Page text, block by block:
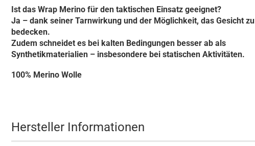
Ist das Wrap Merino für den taktischen Einsatz geeignet?
Ja – dank seiner Tarnwirkung und der Möglichkeit, das Gesicht zu
bedecken.
Zudem schneidet es bei kalten Bedingungen besser ab als
Synthetikmaterialien – insbesondere bei statischen Aktivitäten.
100% Merino Wolle
Hersteller Informationen